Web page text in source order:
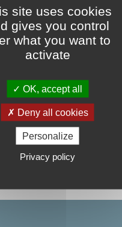
animations pour vos
site uses cookies
gives you control
what you want to
activate
OK, accept all
Deny all cookies
Personalize
Privacy policy